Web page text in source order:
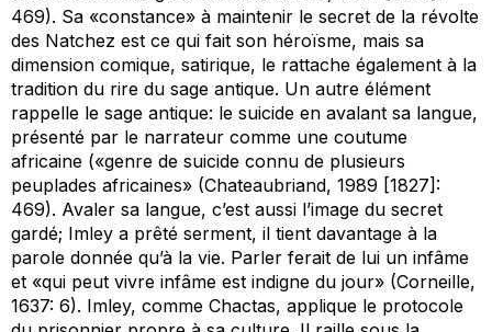
469). Sa «constance» à maintenir le secret de la révolte
des Natchez est ce qui fait son héroïsme, mais sa
dimension comique, satirique, le rattache également à la
tradition du rire du sage antique. Un autre élément
rappelle le sage antique: le suicide en avalant sa langue,
présenté par le narrateur comme une coutume
africaine («genre de suicide connu de plusieurs
peuplades africaines» (Chateaubriand, 1989 [1827]:
469). Avaler sa langue, c’est aussi l’image du secret
gardé; Imley a prêté serment, il tient davantage à la
parole donnée qu’à la vie. Parler ferait de lui un infâme
et «qui peut vivre infâme est indigne du jour» (Corneille,
1637: 6). Imley, comme Chactas, applique le protocole